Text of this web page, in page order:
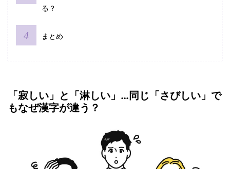
る？
まとめ
「寂しい」と「淋しい」…同じ「さびしい」で
もなぜ漢字が違う？